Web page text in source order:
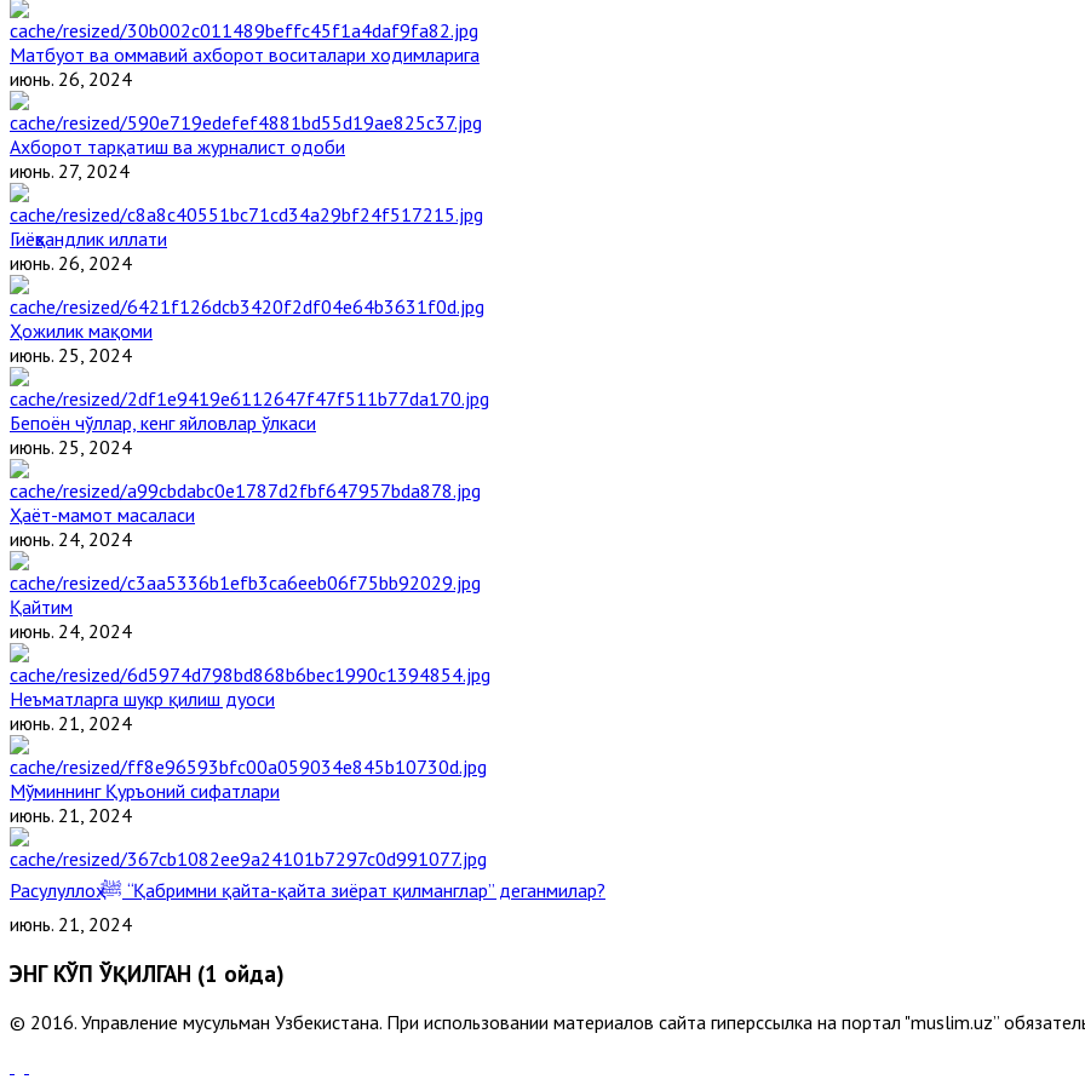
Матбуот ва оммавий ахборот воситалари ходимларига
июнь. 26, 2024
Ахборот тарқатиш ва журналист одоби
июнь. 27, 2024
Гиёҳвандлик иллати
июнь. 26, 2024
Ҳожилик мақоми
июнь. 25, 2024
Бепоён чўллар, кенг яйловлар ўлкаси
июнь. 25, 2024
Ҳаёт-мамот масаласи
июнь. 24, 2024
Қайтим
июнь. 24, 2024
Неъматларга шукр қилиш дуоси
июнь. 21, 2024
Мўминнинг Қуръоний сифатлари
июнь. 21, 2024
Расулуллоҳ ﷺ “Қабримни қайта-қайта зиёрат қилманглар” деганмилар?
июнь. 21, 2024
ЭНГ КЎП ЎҚИЛГАН (1 ойда)
© 2016. Управление мусульман Узбекистана. При использовании материалов сайта гиперссылка на портал "muslim.uz”